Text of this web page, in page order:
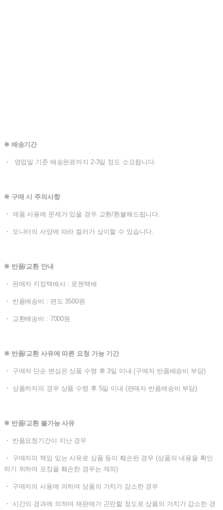
❊ 배송기간
・ 영업일 기준 배송완료까지 2-3일 정도 소요됩니다.
❊ 구매 시 주의사항
・ 제품 사용에 문제가 있을 경우 교환/환불해드립니다.
・ 모니터의 사양에 따라 컬러가 상이할 수 있습니다.
❊ 반품/교환 안내
・ 판매자 지정택배사 : 로젠택배
・ 반품배송비 : 편도 3500원
・ 교환배송비 : 7000원
❊ 반품/교환 사유에 따른 요청 가능 기간
・ 구매자 단순 변심은 상품 수령 후 3일 이내 (구매자 반품배송비 부담)
・ 상품하자의 경우 상품 수령 후 5일 이내 (판매자 반품배송비 부담)
❊ 반품/교환 불가능 사유
・ 반품요청기간이 지난 경우
・ 구매자의 책임 있는 사유로 상품 등이 훼손된 경우 (상품의 내용을 확인
하기 위하여 포장을 훼손한 경우는 제외)
・ 구매자의 사용에 의하여 상품의 가치가 감소한 경우
・ 시간의 경과에 의하여 재판매가 곤란할 정도로 상품의 가치가 감소한 경